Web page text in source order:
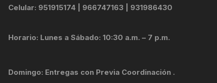
Celular: 951915174 | 966747163 | 931986430
Horario: Lunes a Sábado: 10:30 a.m. – 7 p.m.
Domingo: Entregas con Previa Coordinación .